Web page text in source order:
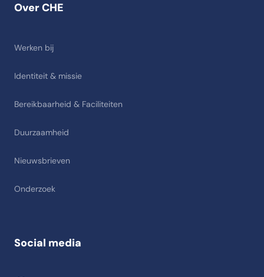
Over CHE
Werken bij
Identiteit & missie
Bereikbaarheid & Faciliteiten
Duurzaamheid
Nieuwsbrieven
Onderzoek
Social media